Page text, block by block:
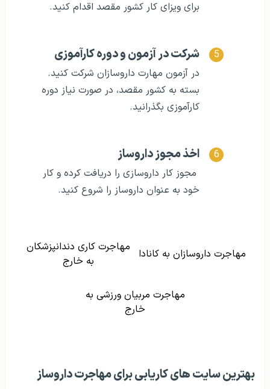
برای ویزای کار کشور مقصد اقدام کنید.
شرکت در آزمون و دوره کارآموزی
در آزمون مهارت داروسازان شرکت کنید.
بسته به کشور مقصد، در صورت نیاز دوره
کارآموزی بگذرانید.
اخذ مجوز داروساز
مجوز کار داروسازی را دریافت کرده و کار
خود به عنوان داروساز را شروع کنید.
مهاجرت داروسازان به کانادا
مهاجرت کاری دندانپزشکان
به خارج
مهاجرت مربیان ورزشی به
خارج
بهترین سایت‌ های کاریابی برای مهاجرت داروساز